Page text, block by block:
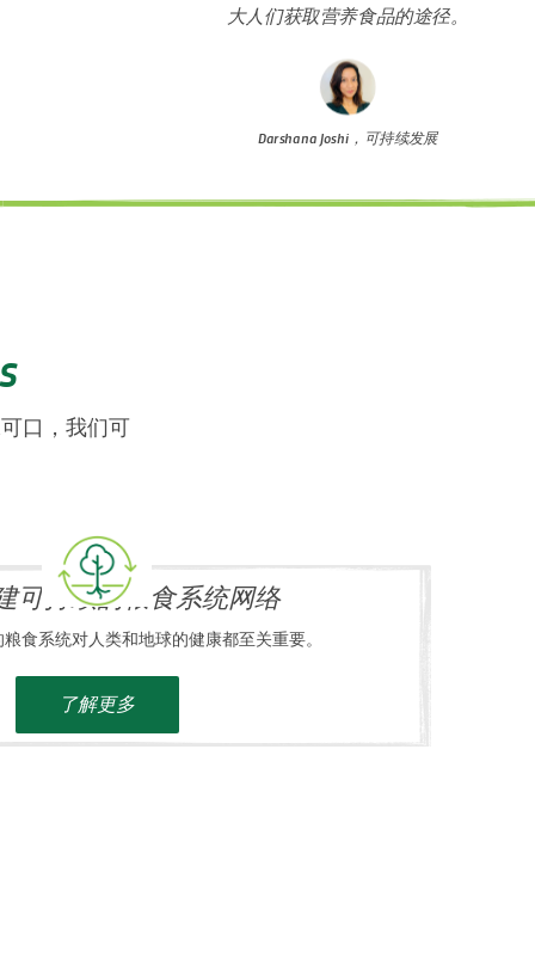
大人们获取营养食品的途径。
Darshana Joshi，可持续发展
口，我们可
可持续的粮食系统网络
食系统对人类和地球的健康都至关重要。
了解更多